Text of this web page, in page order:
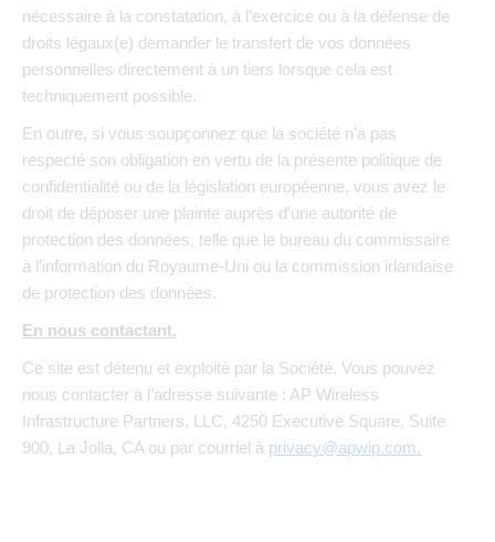
nécessaire à la constatation, à l’exercice ou à la défense de
droits légaux(e) demander le transfert de vos données
personnelles directement à un tiers lorsque cela est
techniquement possible.
En outre, si vous soupçonnez que la société n’a pas
respecté son obligation en vertu de la présente politique de
confidentialité ou de la législation européenne, vous avez le
droit de déposer une plainte auprès d’une autorité de
protection des données, telle que le bureau du commissaire
à l’information du Royaume-Uni ou la commission irlandaise
de protection des données.
En nous contactant.
Ce site est détenu et exploité par la Société. Vous pouvez
nous contacter à l’adresse suivante : AP Wireless
Infrastructure Partners, LLC, 4250 Executive Square, Suite
900, La Jolla, CA ou par courriel à privacy@apwip.com.